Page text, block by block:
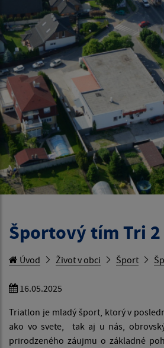
Športový tím Tri
Úvod Život v obci Šport
16.05.2025
Triatlon je mladý šport, ktorý v
ako vo svete, tak aj u nás,
prirodzeného záujmu o základné